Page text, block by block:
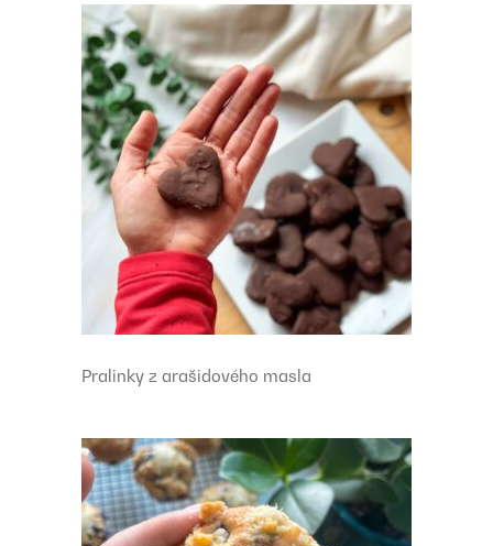
Pralinky z arašidového masla